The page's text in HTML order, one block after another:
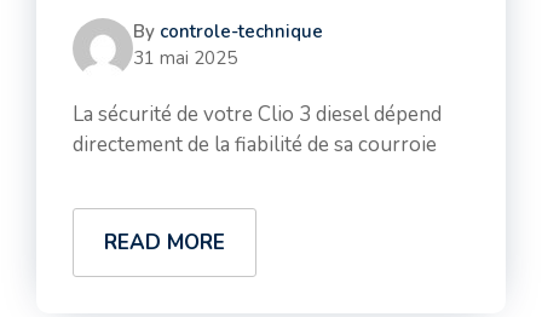
By controle-technique
31 mai 2025
La sécurité de votre Clio 3 diesel dépend
directement de la fiabilité de sa courroie
READ MORE